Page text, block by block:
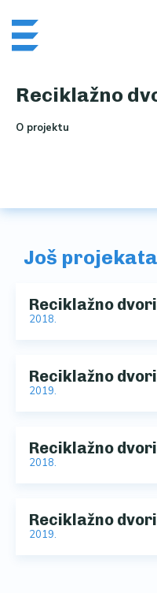
content
Reciklažno
O projektu
Još
Reciklažno
2018.
Reciklažno
2019.
Reciklažno
2018.
Reciklažno
2019.